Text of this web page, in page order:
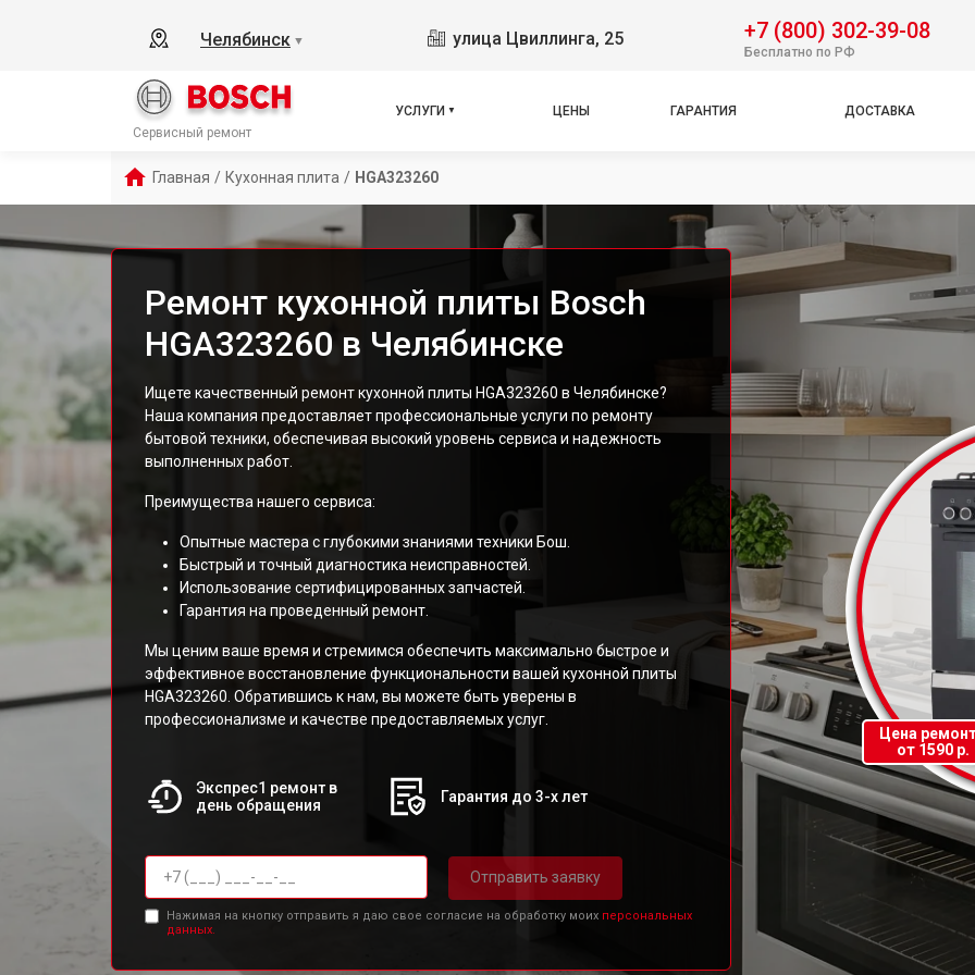
Челябинск ▼ улица Цвиллинга, 25 +7 (800) 302-39-08
Бесплатно по РФ
Сервисный ремонт
УСЛУГИ ЦЕНЫ ГАРАНТИЯ ДОСТАВКА
Главная / Кухонная плита / HGA323260
Ремонт кухонной плиты Bosch
HGA323260 в Челябинске
Ищете качественный ремонт кухонной плиты HGA323260 в Челябинске?
Наша компания предоставляет профессиональные услуги по ремонту
бытовой техники, обеспечивая высокий уровень сервиса и надежность
выполненных работ.
Преимущества нашего сервиса:
Опытные мастера с глубокими знаниями техники Бош.
Быстрый и точный диагностика неисправностей.
Использование сертифицированных запчастей.
Гарантия на проведенный ремонт.
Мы ценим ваше время и стремимся обеспечить максимально быстрое и
эффективное восстановление функциональности вашей кухонной плиты
HGA323260. Обратившись к нам, вы можете быть уверены в
профессионализме и качестве предоставляемых услуг.
Экспрес1 ремонт в
день обращения
Гарантия до 3-х лет
Отправить заявку
Нажимая на кнопку отправить я даю свое согласие на обработку моих персональных
данных.
Цена
от 1590 р.